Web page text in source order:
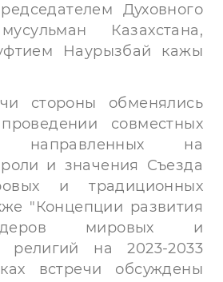
Духовного
Казахстана,
Наурызбай кажы
стороны обменялись
совместных
направленных на
и значения Съезда
и традиционных
"Концепции развития
мировых и
религий на 2023-2033
встречи обсуждены